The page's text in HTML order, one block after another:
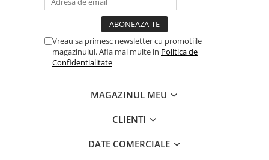
Vreau sa primesc newsletter cu promotiile
magazinului. Afla mai multe in Politica de
Confidentialitate
MAGAZINUL MEU
CLIENTI
DATE COMERCIALE